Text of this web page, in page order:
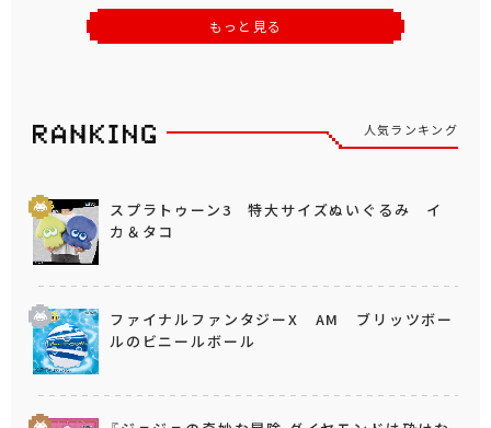
もっと見る
人気ランキング
スプラトゥーン3 特大サイズぬいぐるみ イ
カ＆タコ
ファイナルファンタジーX AM ブリッツボー
ルのビニールボール